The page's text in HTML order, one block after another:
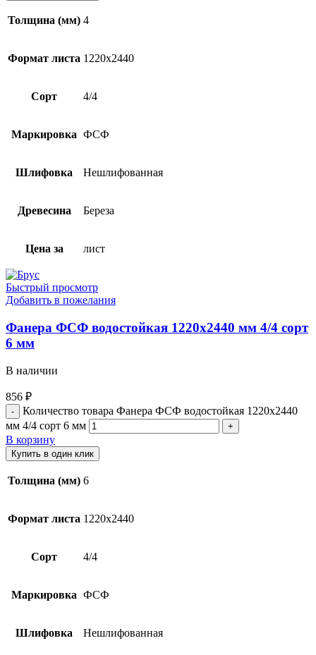
Толщина (мм) 4
Формат листа 1220х2440
Сорт 4/4
Маркировка ФСФ
Шлифовка Нешлифованная
Древесина Береза
Цена за лист
Быстрый просмотр
Добавить в пожелания
Фанера ФСФ водостойкая 1220х2440 мм 4/4 сорт
6 мм
В наличии
856 ₽
Количество товара Фанера ФСФ водостойкая 1220х2440
мм 4/4 сорт 6 мм
В корзину
Купить в один клик
Толщина (мм) 6
Формат листа 1220х2440
Сорт 4/4
Маркировка ФСФ
Шлифовка Нешлифованная